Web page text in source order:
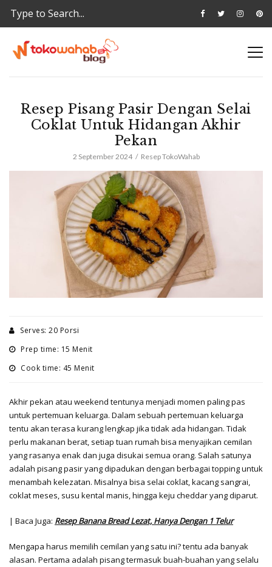
Resep Pisang Pasir Dengan Selai
Coklat Untuk Hidangan Akhir
Pekan
2 September 2024 Resep TokoWahab
Serves: 20 Porsi
Prep time: 15 Menit
Cook time: 45 Menit
Akhir pekan atau weekend tentunya menjadi momen paling pas
untuk pertemuan keluarga. Dalam sebuah pertemuan keluarga
tentu akan terasa kurang lengkap jika tidak ada hidangan. Tidak
perlu makanan berat, setiap tuan rumah bisa menyajikan cemilan
yang rasanya enak dan juga disukai semua orang. Salah satunya
adalah pisang pasir yang dipadukan dengan berbagai topping untuk
menambah kelezatan. Misalnya bisa selai coklat, kacang sangrai,
coklat meses, susu kental manis, hingga keju cheddar yang diparut.
| Baca Juga: Resep Banana Bread Lezat, Hanya Dengan 1 Telur
Mengapa harus memilih cemilan yang satu ini? tentu ada banyak
alasan. Pertama adalah pisang termasuk buah-buahan yang selalu